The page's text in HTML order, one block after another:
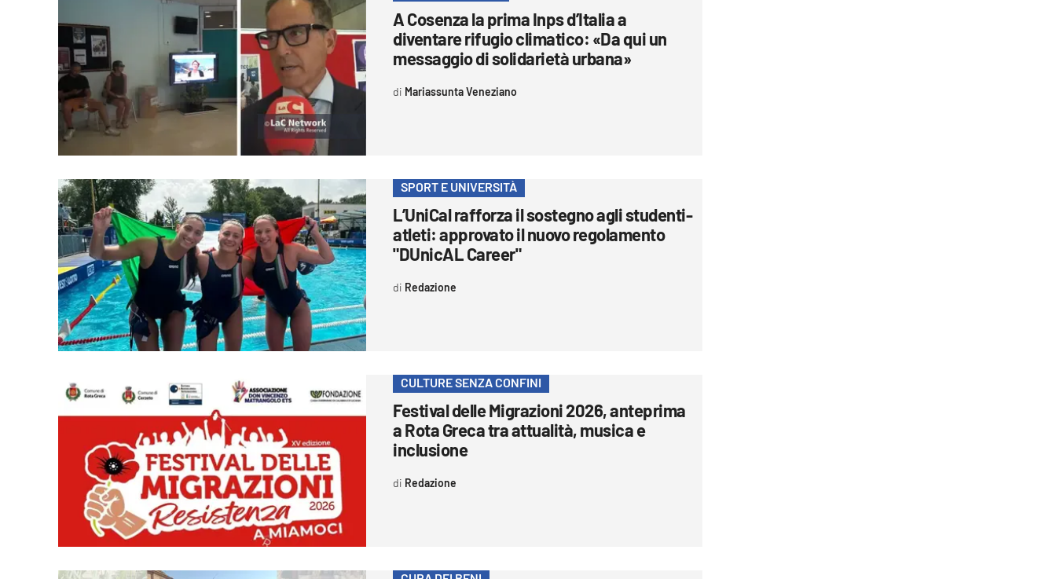
A Cosenza la prima Inps d’Italia a
diventare rifugio climatico: «Da qui un
messaggio di solidarietà urbana»
Mariassunta Veneziano
SPORT E UNIVERSITÀ
L’UniCal rafforza il sostegno agli studenti-
atleti: approvato il nuovo regolamento
"DUnicAL Career"
Redazione
CULTURE SENZA CONFINI
Festival delle Migrazioni 2026, anteprima
a Rota Greca tra attualità, musica e
inclusione
Redazione